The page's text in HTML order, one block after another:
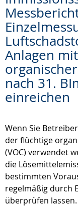
Anlagen
nach 31.
einreichen
Wenn Sie
der flüchtige
(VOC) verwendet
die
bestimmten
regelmäßig durch
überprüfen lassen.